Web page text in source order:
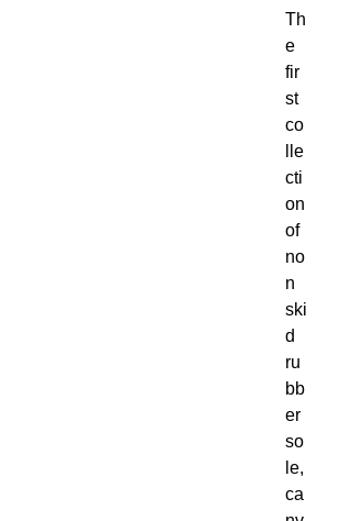
Th
e
fir
st
co
lle
cti
on
of
no
n
ski
d
ru
bb
er
so
le,
ca